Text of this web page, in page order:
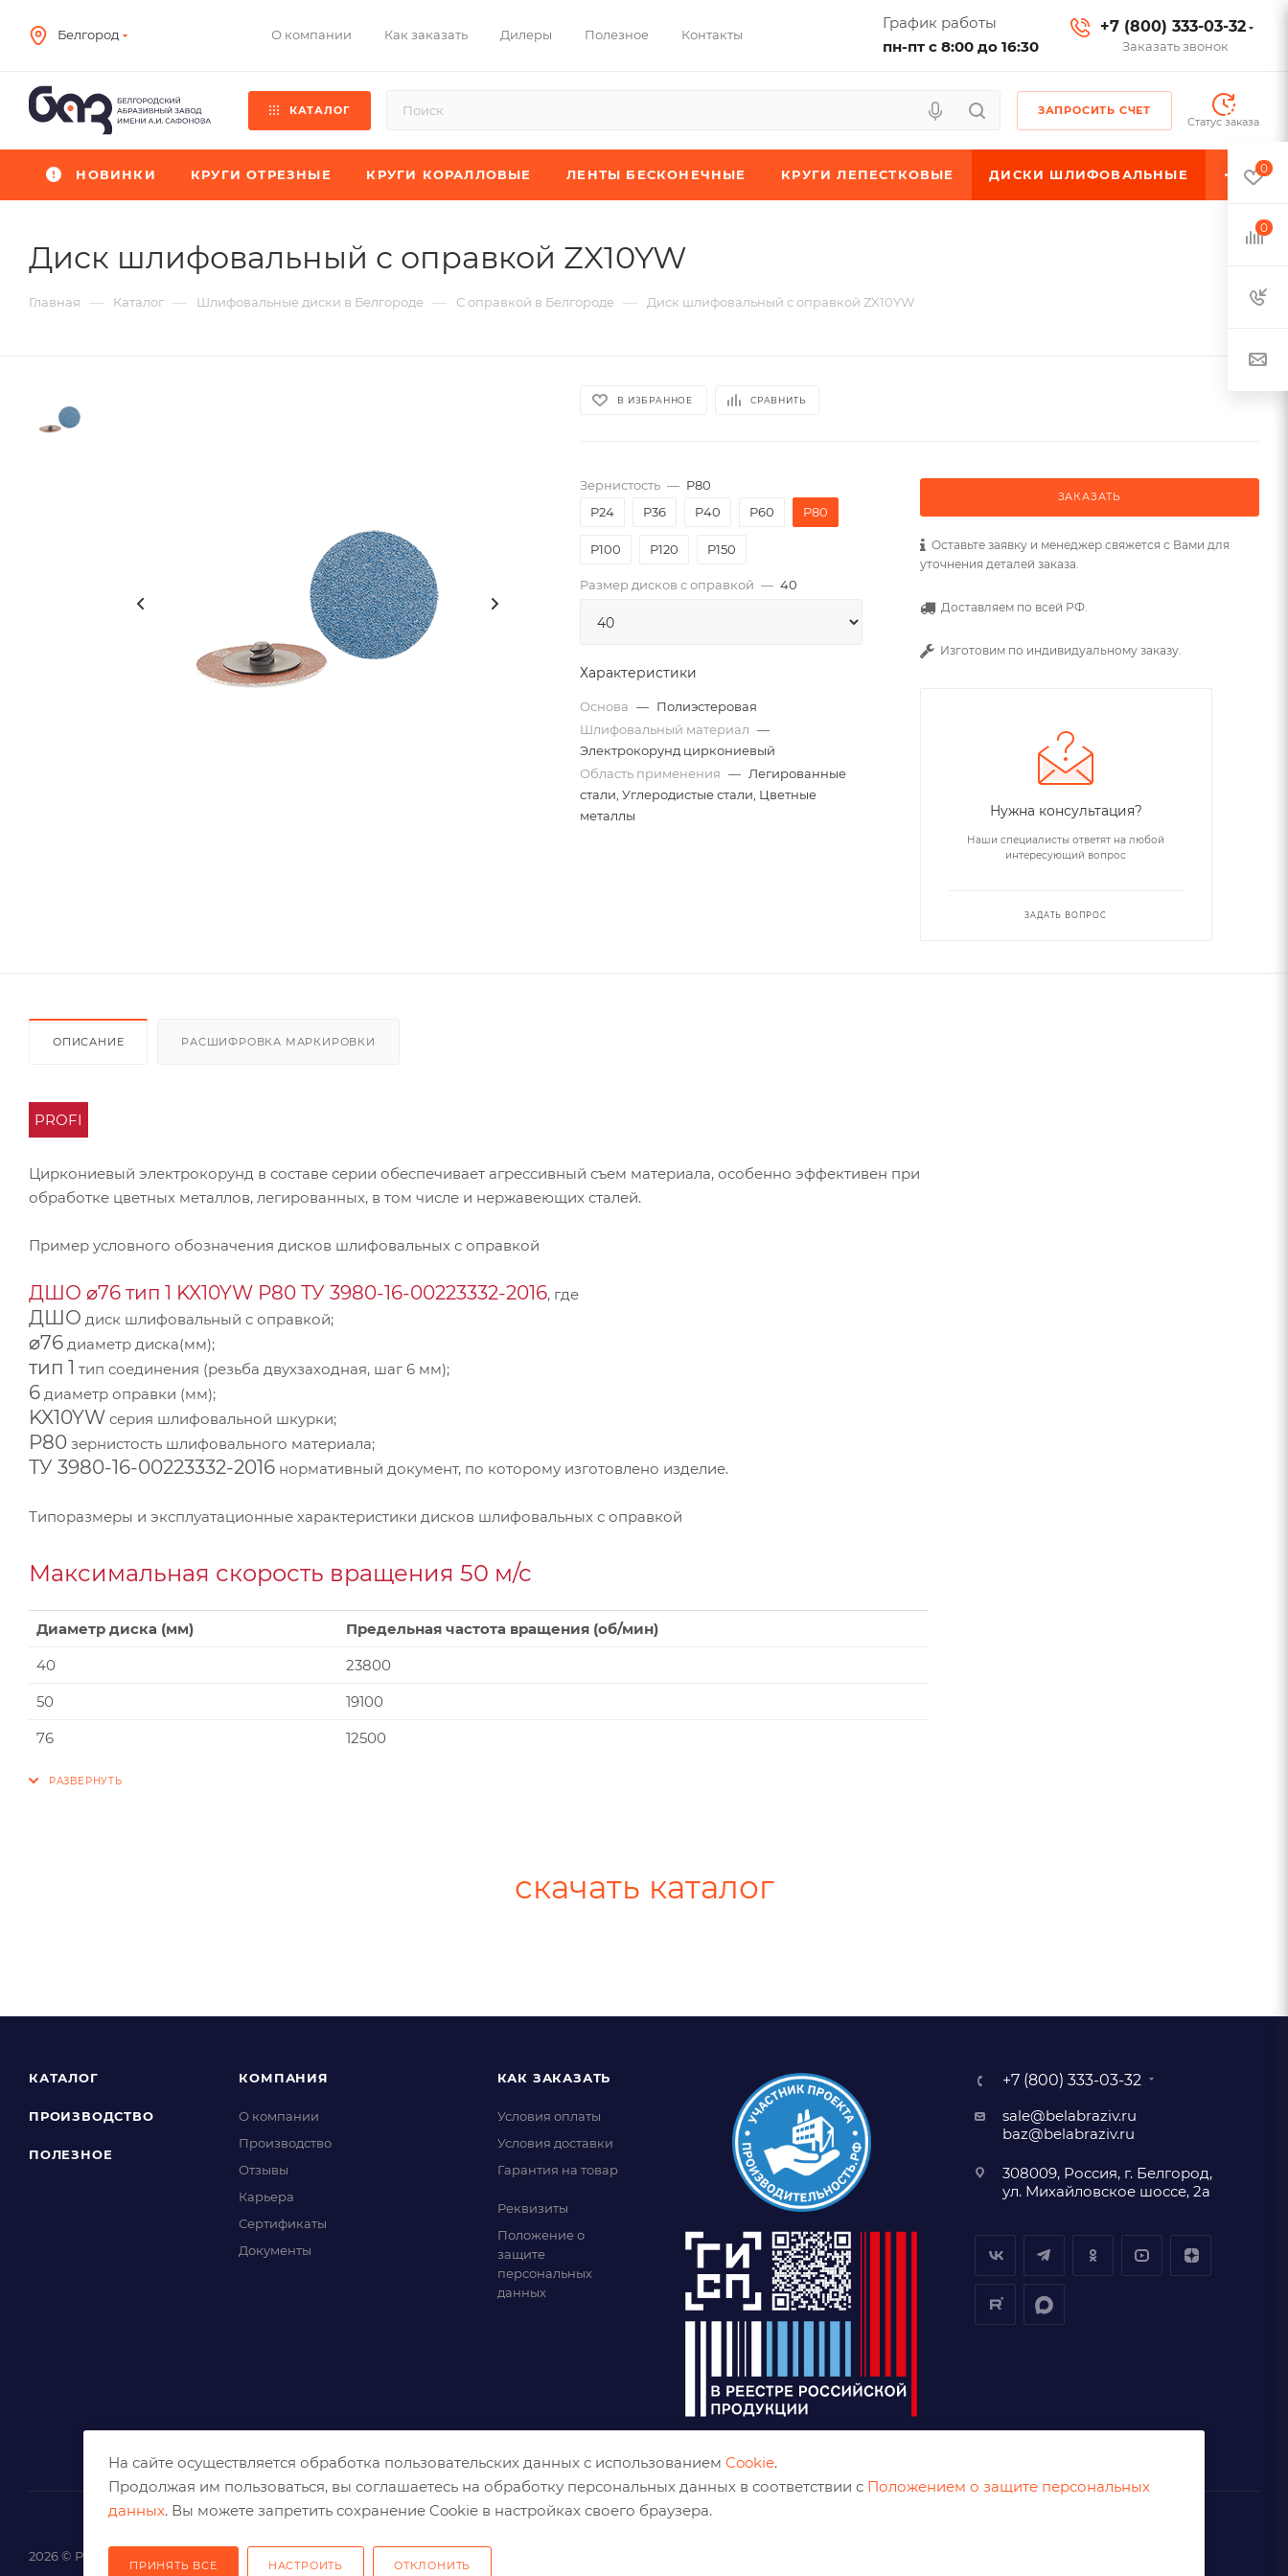
Белгород О компании Как заказать Дилеры Полезное Контакты
График работы
пн-пт с 8:00 до 16:30
+7 (800) 333-03-32
Заказать звонок
КАТАЛОГ
ЗАПРОСИТЬ СЧЕТ
Статус заказа
НОВИНКИ КРУГИ ОТРЕЗНЫЕ КРУГИ КОРАЛЛОВЫЕ ЛЕНТЫ БЕСКОНЕЧНЫЕ КРУГИ ЛЕПЕСТКОВЫЕ ДИСКИ ШЛИФОВАЛЬНЫЕ
Диск шлифовальный с оправкой ZX10YW
Главная — Каталог — Шлифовальные диски в Белгороде — С оправкой в Белгороде — Диск шлифовальный с оправкой ZX10YW
В ИЗБРАННОЕ СРАВНИТЬ
Зернистость — P80
P24
P36 P40 P60 P80
P100 P120 P150
Размер дисков с оправкой — 40
Характеристики
Основа — Полиэстеровая
Шлифовальный материал —
Электрокорунд циркониевый
Область применения — Легированные
стали, Углеродистые стали, Цветные
металлы
ЗАКАЗАТЬ
Оставьте заявку и менеджер свяжется с Вами для
уточнения деталей заказа.
Доставляем по всей РФ.
Изготовим по индивидуальному заказу.
Нужна консультация?
Наши специалисты ответят на любой
интересующий вопрос
ЗАДАТЬ ВОПРОС
ОПИСАНИЕ РАСШИФРОВКА МАРКИРОВКИ
PROFI
Циркониевый электрокорунд в составе серии обеспечивает агрессивный съем материала, особенно эффективен при
обработке цветных металлов, легированных, в том числе и нержавеющих сталей.
Пример условного обозначения дисков шлифовальных с оправкой
ДШО ⌀76 тип 1 KX10YW Р80 ТУ 3980-16-00223332-2016, где
ДШО диск шлифовальный с оправкой;
⌀76 диаметр диска(мм);
тип 1 тип соединения (резьба двухзаходная, шаг 6 мм);
6 диаметр оправки (мм);
KX10YW серия шлифовальной шкурки;
P80 зернистость шлифовального материала;
ТУ 3980-16-00223332-2016 нормативный документ, по которому изготовлено изделие.
Типоразмеры и эксплуатационные характеристики дисков шлифовальных с оправкой
Максимальная скорость вращения 50 м/с
Диаметр диска (мм)
Предельная частота вращения (об/мин)
40
23800
50
19100
76
12500
скачать каталог
КАТАЛОГ
ПРОИЗВОДСТВО
ПОЛЕЗНОЕ
КОМПАНИЯ
О компании
Производство
Отзывы
Карьера
Сертификаты
Документы
КАК ЗАКАЗАТЬ
Условия оплаты
Условия доставки
Гарантия на товар
Реквизиты
Положение о
защите
персональных
данных
+7 (800) 333-03-32
sale@belabraziv.ru
baz@belabraziv.ru
308009, Россия, г. Белгород,
ул. Михайловское шоссе, 2а
2026 © Решения для эффективного шлифования и реза
0
0
На сайте осуществляется обработка пользовательских данных с использованием Cookie.
Продолжая им пользоваться, вы соглашаетесь на обработку персональных данных в соответствии с Положением о защите персональных
данных. Вы можете запретить сохранение Cookie в настройках своего браузера.
ПРИНЯТЬ ВСЕ НАСТРОИТЬ ОТКЛОНИТЬ